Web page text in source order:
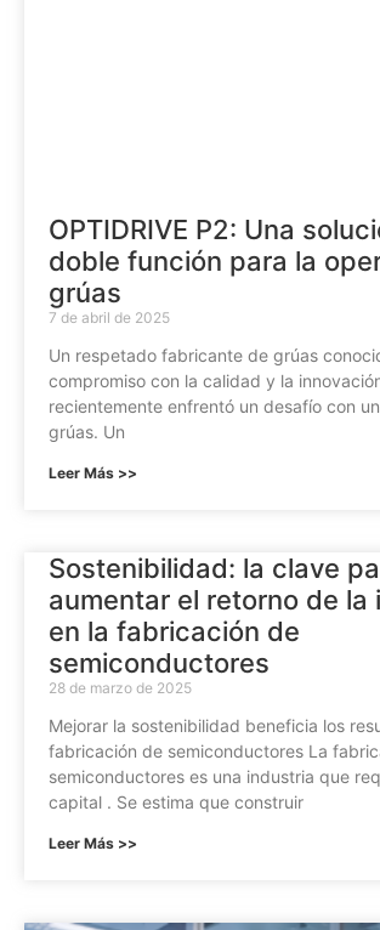
OPTIDRIVE P2: Una
doble función para la
grúas
7 de abril de 2025
Un respetado fabricante de grúas
compromiso con la calidad y la
recientemente enfrentó un desafío con
grúas. Un
Leer Más >>
Sostenibilidad: la clave
aumentar el retorno de la
en la fabricación de
semiconductores
28 de marzo de 2025
Mejorar la sostenibilidad beneficia los
fabricación de semiconductores La
semiconductores es una industria que
capital . Se estima que construir
Leer Más >>